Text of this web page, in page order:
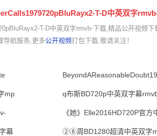
T-D中英双字
T-D中英双字rmvb-下载,精品公开视频
导航服务,更多公开视频打包下载,敬请关注！
mp q布斯BD720p中英双字幕
《她》Elle2016HD720P官方
幕 ②⑧周BD1280超清中英双字